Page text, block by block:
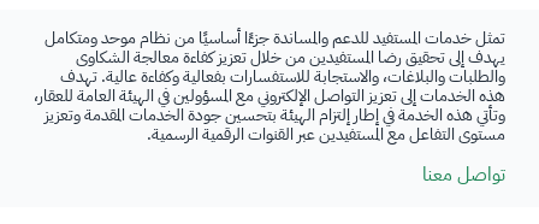
تمثل خدمات المستفيد للدعم والمساندة جزءًا أساسيًا من نظام موحد ومتكامل
يهدف إلى تحقيق رضا المستفيدين من خلال تعزيز كفاءة معالجة الشكاوى
والطلبات والبلاغات، والاستجابة للاستفسارات بفعالية وكفاءة عالية. تهدف
هذه الخدمات إلى تعزيز التواصل الإلكتروني مع المسؤولين في الهيئة العامة للعقار،
وتأتي هذه الخدمة في إطار إلتزام الهيئة بتحسين جودة الخدمات المقدمة وتعزيز
مستوى التفاعل مع المستفيدين عبر القنوات الرقمية الرسمية.
تواصل معنا